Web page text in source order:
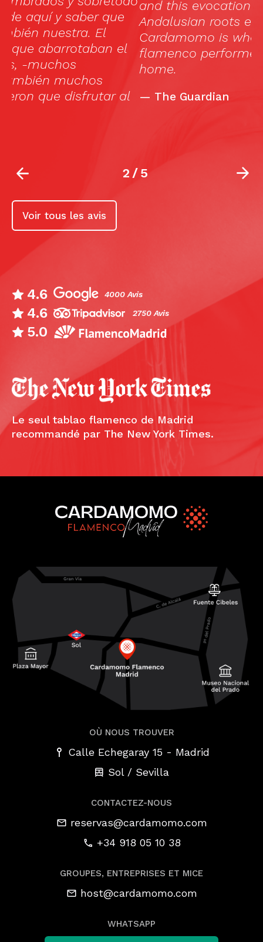
and this evocation of flamenco’s
Andalusian roots ensures that
Cardamomo is where the great
flamenco performers really feel at
home.
—The Guardian
2/5
Voir tous les avis
4.6 4000 Avis
4.6 2750 Avis
5.0
Le seul tablao flamenco de Madrid
recommandé par The New York Times.
OÙ NOUS TROUVER
Calle Echegaray 15 - Madrid
Sol / Sevilla
CONTACTEZ-NOUS
reservas@cardamomo.com
+34 918 05 10 38
GROUPES, ENTREPRISES ET MICE
host@cardamomo.com
WHATSAPP